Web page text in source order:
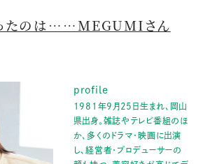
たのは……MEGUMIさん
profile
1981年9月25日生まれ、岡山
県出身。雑誌やテレビ番組のほ
か、多くのドラマ・映画に出演
し、経営者・プロデューサーの